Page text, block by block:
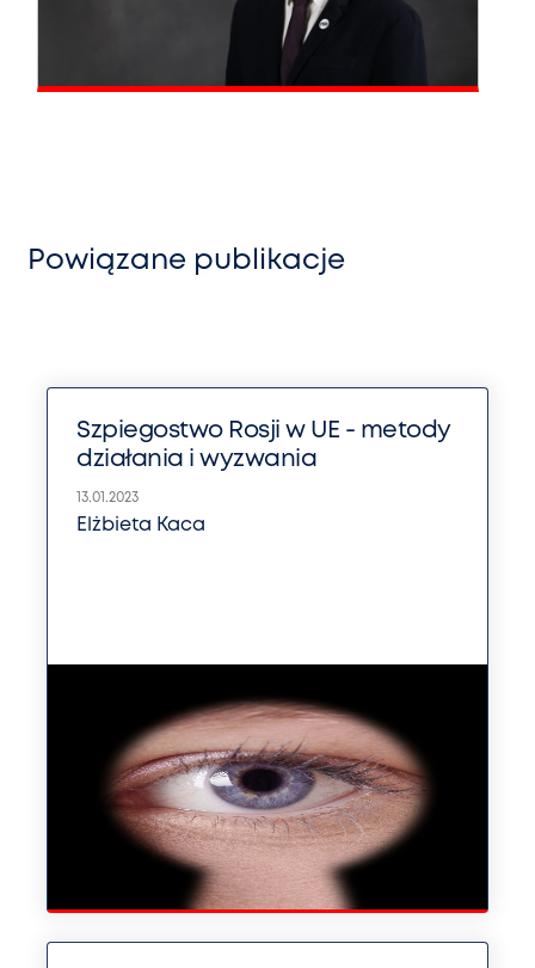
Powiązane publikacje
Szpiegostwo Rosji w UE - metody
działania i wyzwania
13.01.2023
Elżbieta Kaca